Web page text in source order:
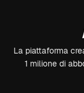
La piattaforma
1 milione di